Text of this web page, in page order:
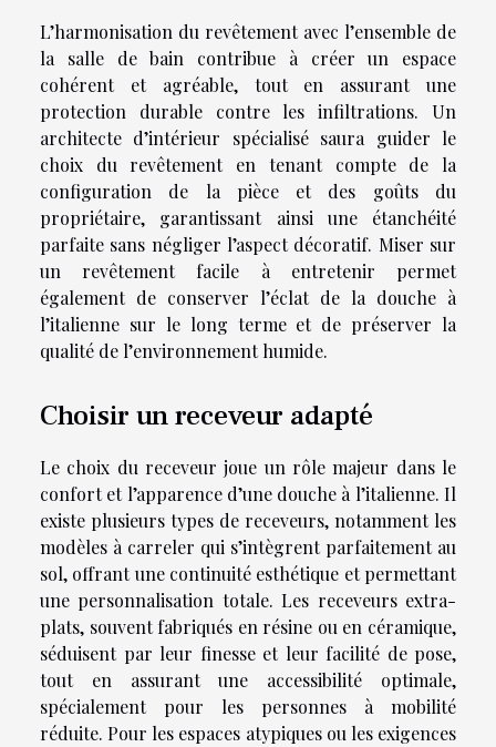
L’harmonisation du revêtement avec l’ensemble de
la salle de bain contribue à créer un espace
cohérent et agréable, tout en assurant une
protection durable contre les infiltrations. Un
architecte d’intérieur spécialisé saura guider le
choix du revêtement en tenant compte de la
configuration de la pièce et des goûts du
propriétaire, garantissant ainsi une étanchéité
parfaite sans négliger l’aspect décoratif. Miser sur
un revêtement facile à entretenir permet
également de conserver l’éclat de la douche à
l’italienne sur le long terme et de préserver la
qualité de l’environnement humide.
Choisir un receveur adapté
Le choix du receveur joue un rôle majeur dans le
confort et l’apparence d’une douche à l’italienne. Il
existe plusieurs types de receveurs, notamment les
modèles à carreler qui s’intègrent parfaitement au
sol, offrant une continuité esthétique et permettant
une personnalisation totale. Les receveurs extra-
plats, souvent fabriqués en résine ou en céramique,
séduisent par leur finesse et leur facilité de pose,
tout en assurant une accessibilité optimale,
spécialement pour les personnes à mobilité
réduite. Pour les espaces atypiques ou les exigences